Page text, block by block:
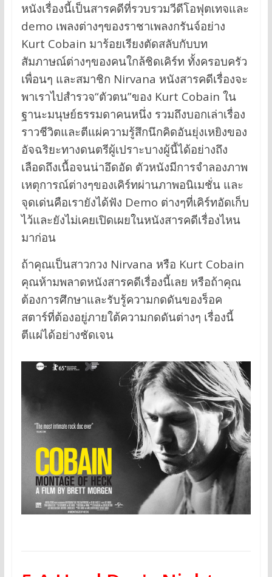
หนังเรื่องนี้เป็นสารคดีที่รวบรวมวีดีโอฟุตเทจและ
demo เพลงต่างๆของราชาเพลงกรันจ์อย่าง
Kurt Cobain มาร้อยเรียงตัดสลับกับบท
สัมภาษณ์ต่างๆของคนใกล้ชิดเคิร์ท ทั้งครอบครัว
เพื่อนๆ และสมาชิก Nirvana หนังสารคดีเรื่องจะ
พาเราไปสำรวจ“ตัวตน”ของ Kurt Cobain ใน
ฐานะมนุษย์ธรรมดาคนหนึ่ง รวมถึงบอกเล่าเรื่อง
ราวชีวิตและตีแผ่ความรู้สึกนึกคิดอันยุ่งเหยิงของ
อัจฉริยะทางดนตรีผู้เปราะบางผู้นี้ได้อย่างถึง
เลือดถึงเนื้อจนน่าอึดอัด ตัวหนังมีการจำลองภาพ
เหตุการณ์ต่างๆของเคิร์ทผ่านภาพอนิเมชั่น และ
จุดเด่นคือเรายังได้ฟัง Demo ต่างๆที่เคิร์ทอัดเก็บ
ไว้และยังไม่เคยเปิดเผยในหนังสารคดีเรื่องไหน
มาก่อน
ถ้าคุณเป็นสาวกวง Nirvana หรือ Kurt Cobain
คุณห้ามพลาดหนังสารคดีเรื่องนี้เลย หรือถ้าคุณ
ต้องการศึกษาและรับรู้ความกดดันของร็อค
สตาร์ที่ต้องอยู่ภายใต้ความกดดันต่างๆ เรื่องนี้
ตีแผ่ได้อย่างชัดเจน